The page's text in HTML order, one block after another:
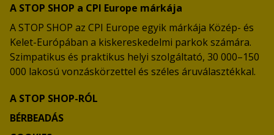
A STOP SHOP a CPI Europe márkája
A STOP SHOP az CPI Europe egyik márkája Közép- és
Kelet-Európában a kiskereskedelmi parkok számára.
Szimpatikus és praktikus helyi szolgáltató, 30 000–150
000 lakosú vonzáskörzettel és széles áruválasztékkal.
A STOP SHOP-RÓL
BÉRBEADÁS